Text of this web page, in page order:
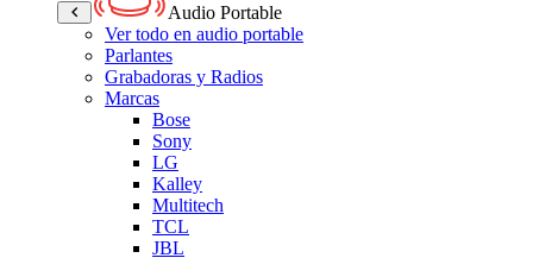
Audio Portable
Ver todo en audio portable
Parlantes
Grabadoras y Radios
Marcas
Bose
Sony
LG
Kalley
Multitech
TCL
JBL